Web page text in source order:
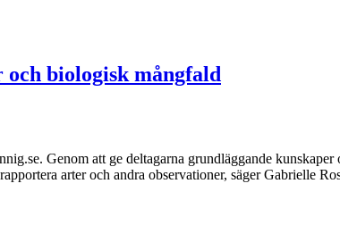
biologisk mångfald
Genom att ge deltagarna grundläggande
arter och andra observationer, säger Gabrielle